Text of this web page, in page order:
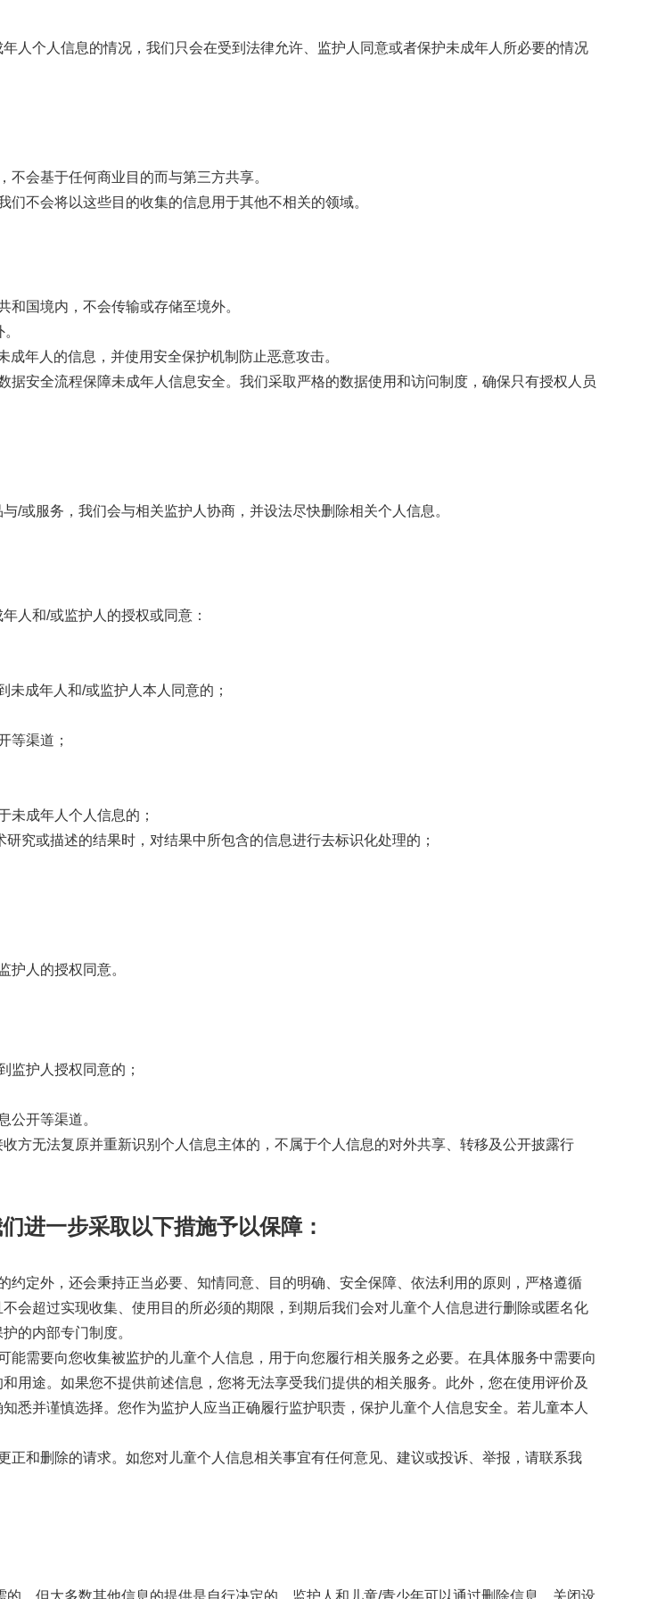
人个人信息的情况，我们只会在受到法律允许、监护人同意或者保护未成年人所必要的情况
不会基于任何商业目的而与第三方共享。
不会将以这些目的收集的信息用于其他不相关的领域。
和国境内，不会传输或存储至境外。
年人的信息，并使用安全保护机制防止恶意攻击。
据安全流程保障未成年人信息安全。我们采取严格的数据使用和访问制度，确保只有授权人员
/或服务，我们会与相关监护人协商，并设法尽快删除相关个人信息。
人和/或监护人的授权或同意：
未成年人和/或监护人本人同意的；
等渠道；
未成年人个人信息的；
究或描述的结果时，对结果中所包含的信息进行去标识化处理的；
护人的授权同意。
监护人授权同意的；
公开等渠道。
方无法复原并重新识别个人信息主体的，不属于个人信息的对外共享、转移及公开披露行
进一步采取以下措施予以保障：
约定外，还会秉持正当必要、知情同意、目的明确、安全保障、依法利用的原则，严格遵循
会超过实现收集、使用目的所必须的期限，到期后我们会对儿童个人信息进行删除或匿名化
的内部专门制度。
能需要向您收集被监护的儿童个人信息，用于向您履行相关服务之必要。在具体服务中需要向
用途。如果您不提供前述信息，您将无法享受我们提供的相关服务。此外，您在使用评价及
悉并谨慎选择。您作为监护人应当正确履行监护职责，保护儿童个人信息安全。若儿童本人
正和删除的请求。如您对儿童个人信息相关事宜有任何意见、建议或投诉、举报，请联系我
，但大多数其他信息的提供是自行决定的。监护人和儿童/青少年可以通过删除信息、关闭设